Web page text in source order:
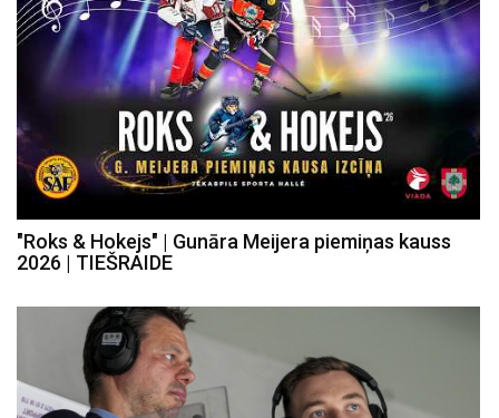
"Roks & Hokejs" | Gunāra Meijera piemiņas kauss
2026 | TIEŠRAIDE